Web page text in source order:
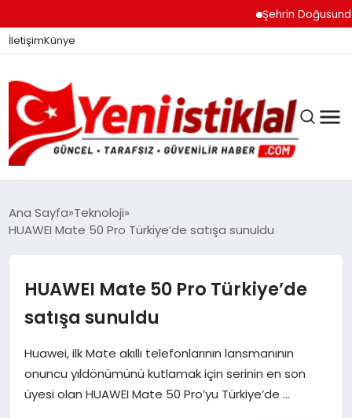
Şehrin Doğusundan
İletişimKünye
GÜNDEM
DÜNYA
EĞITIM
Ana Sayfa Teknoloji
HUAWEI Mate 50 Pro Türkiye’de satışa sunuldu
HUAWEI Mate 50 Pro Türkiye’de
satışa sunuldu
Huawei, ilk Mate akıllı telefonlarının lansmanının
onuncu yıldönümünü kutlamak için serinin en son
üyesi olan HUAWEI Mate 50 Pro’yu Türkiye’de …